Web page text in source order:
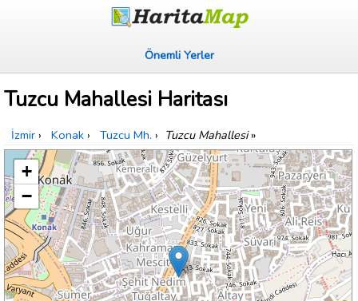
Önemli Yerler
Tuzcu Mahallesi Haritası
İzmir › Konak › Tuzcu Mh. › Tuzcu Mahallesi»
+
−